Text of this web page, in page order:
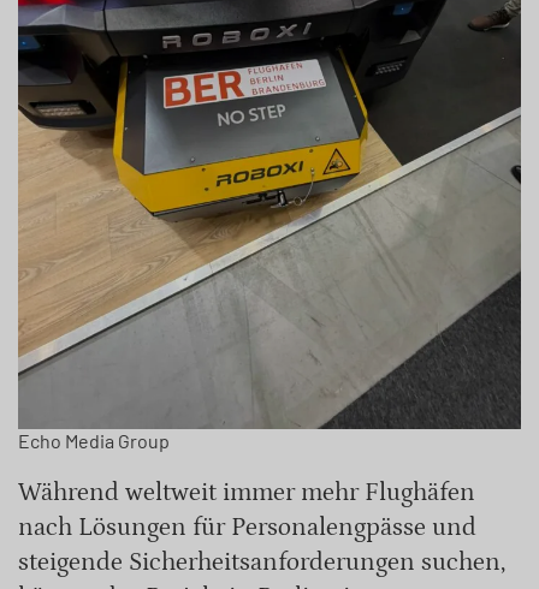
Echo Media Group
Während weltweit immer mehr Flughäfen
nach Lösungen für Personalengpässe und
steigende Sicherheitsanforderungen suchen,